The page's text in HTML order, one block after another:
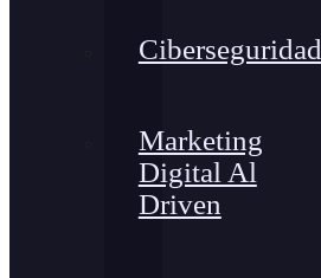
Ciberseguridad
Marketing
Digital Al
Driven